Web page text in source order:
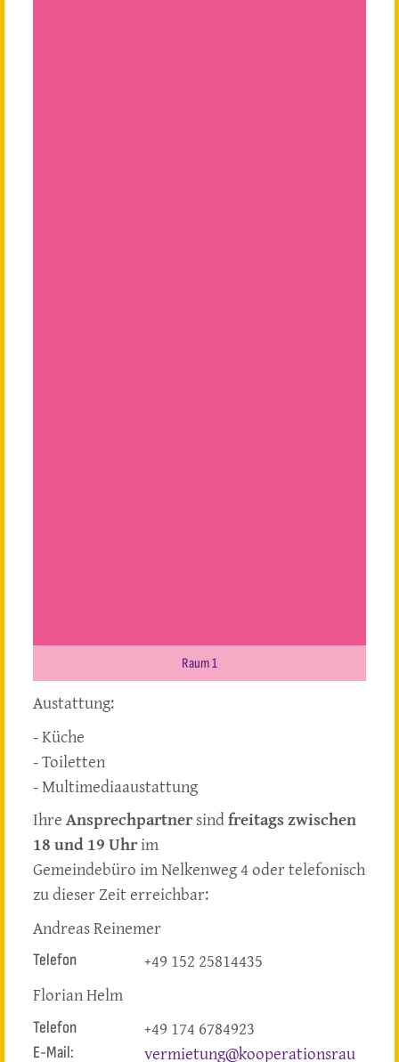
Raum 1
Austattung:
- Küche
- Toiletten
- Multimediaaustattung
IhreAnsprechpartnersindfreitags zwischen
18 und 19 Uhrim
Gemeindebüro im Nelkenweg 4 oder telefonisch
zu dieser Zeit erreichbar:
Andreas Reinemer
Telefon
+49 152 25814435
Florian Helm
Telefon +49 174 6784923
E-Mail: vermietung@kooperationsrau